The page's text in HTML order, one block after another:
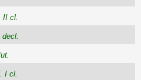
II cl.
I cl.